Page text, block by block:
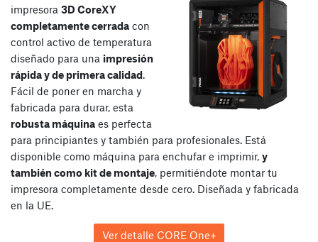
impresora 3D CoreXY
completamente cerrada con
control activo de temperatura
diseñado para una impresión
rápida y de primera calidad
Fácil de poner en marcha y
fabricada para durar, esta
robusta máquina es perfecta
para principiantes y también para profesionales. Está
disponible como máquina para enchufar e imprimir, y
también como kit de montaje , permitiéndote montar tu
impresora completamente desde cero. Diseñada y fabricada
en la UE.
Ver detalle CORE One+